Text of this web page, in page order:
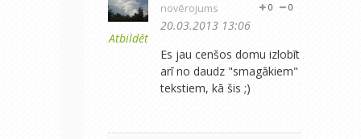
Atbildēt
novērojums
0
0
20.03.2013 13:06
Es jau cenšos domu izlobīt
arī no daudz "smagākiem"
tekstiem, kā šis ;)